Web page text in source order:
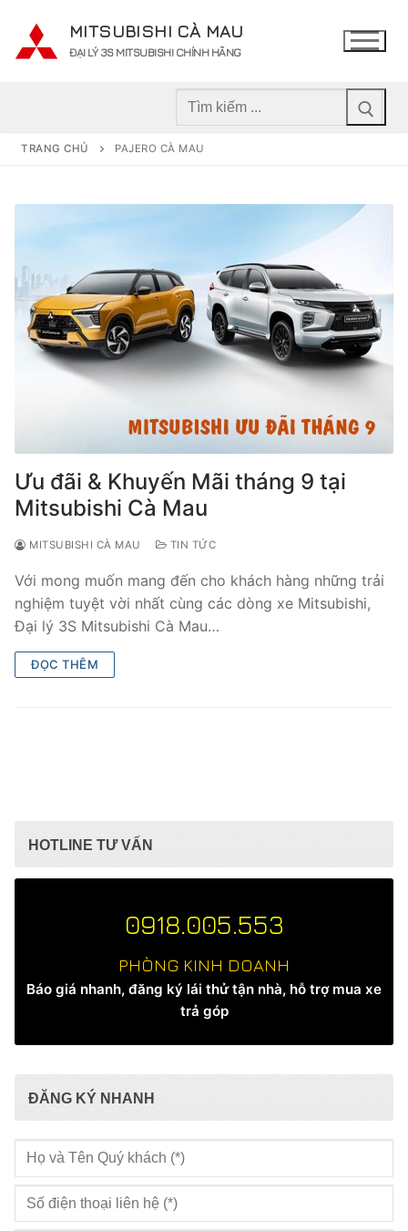
nội
MITSUBISHI CÀ MAU
ĐẠI LÝ 3S MITSUBISHI CHÍNH HÃNG
Tìm
cho:
TRANG CHỦ PAJERO CÀ MAU
Ưu đãi & Khuyến Mãi tháng 9 tại
Mitsubishi Cà Mau
MITSUBISHI CÀ MAU TIN TỨC
Với mong muốn mang đến cho khách hàng những trải
nghiệm tuyệt vời nhất cùng các dòng xe Mitsubishi,
Đại lý 3S Mitsubishi Cà Mau…
ĐỌC THÊM
HOTLINE TƯ VẤN
0918.005.553
PHÒNG KINH DOANH
Báo giá nhanh, đăng ký lái thử tận nhà, hỗ trợ mua xe
trả góp
ĐĂNG KÝ NHANH